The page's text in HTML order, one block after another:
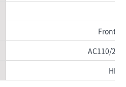
Front
AC110/